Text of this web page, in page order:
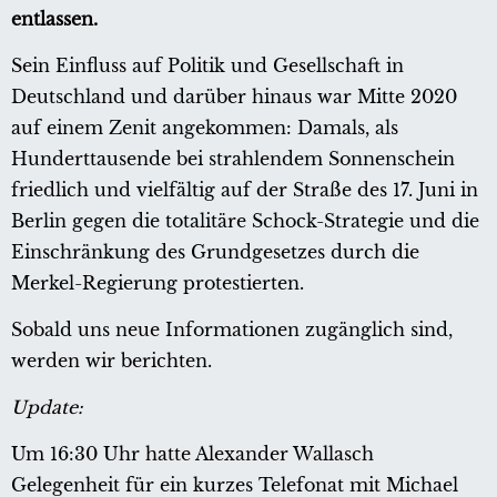
entlassen.
Sein Einfluss auf Politik und Gesellschaft in
Deutschland und darüber hinaus war Mitte 2020
auf einem Zenit angekommen: Damals, als
Hunderttausende bei strahlendem Sonnenschein
friedlich und vielfältig auf der Straße des 17. Juni in
Berlin gegen die totalitäre Schock-Strategie und die
Einschränkung des Grundgesetzes durch die
Merkel-Regierung protestierten.
Sobald uns neue Informationen zugänglich sind,
werden wir berichten.
Update:
Um 16:30 Uhr hatte Alexander Wallasch
Gelegenheit für ein kurzes Telefonat mit Michael